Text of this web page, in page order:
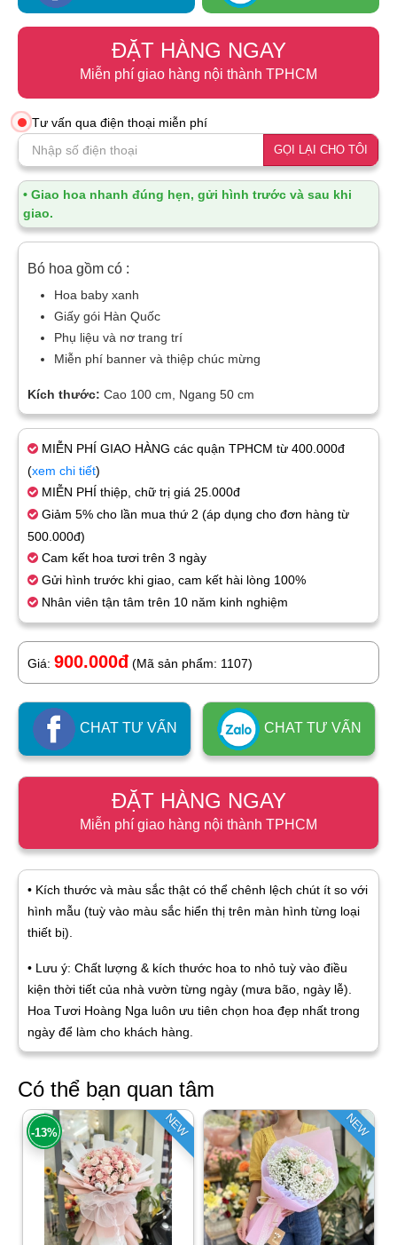
ĐẶT HÀNG NGAY
Miễn phí giao hàng nội thành TPHCM
Tư vấn qua điện thoại miễn phí
GỌI LẠI CHO TÔI
• Giao hoa nhanh đúng hẹn, gửi hình trước và sau khi
giao.
Bó hoa gồm có :
Hoa baby xanh
Giấy gói Hàn Quốc
Phụ liệu và nơ trang trí
Miễn phí banner và thiệp chúc mừng
Kích thước: Cao 100 cm, Ngang 50 cm
MIỄN PHÍ GIAO HÀNG các quận TPHCM từ 400.000đ
(xem chi tiết)
MIỄN PHÍ thiệp, chữ trị giá 25.000đ
Giảm 5% cho lần mua thứ 2 (áp dụng cho đơn hàng từ
500.000đ)
Cam kết hoa tươi trên 3 ngày
Gửi hình trước khi giao, cam kết hài lòng 100%
Nhân viên tận tâm trên 10 năm kinh nghiệm
Giá: 900.000đ (Mã sản phẩm: 1107)
CHAT TƯ VẤN CHAT TƯ VẤN
ĐẶT HÀNG NGAY
Miễn phí giao hàng nội thành TPHCM
• Kích thước và màu sắc thật có thể chênh lệch chút ít so với
hình mẫu (tuỳ vào màu sắc hiển thị trên màn hình từng loại
thiết bị).
• Lưu ý: Chất lượng & kích thước hoa to nhỏ tuỳ vào điều
kiện thời tiết của nhà vườn từng ngày (mưa bão, ngày lễ).
Hoa Tươi Hoàng Nga luôn ưu tiên chọn hoa đẹp nhất trong
ngày để làm cho khách hàng.
Có thể bạn quan tâm
NEW
-13% NEW